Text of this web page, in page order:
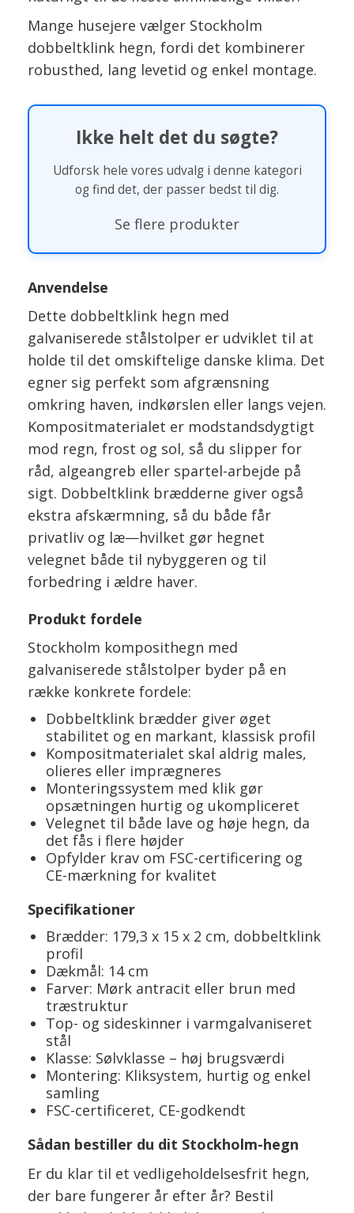
Mange husejere vælger Stockholm
dobbeltklink hegn, fordi det kombinerer
robusthed, lang levetid og enkel montage.
Ikke helt det du søgte?
Udforsk hele vores udvalg i denne kategori
og find det, der passer bedst til dig.
Se flere produkter
Anvendelse
Dette dobbeltklink hegn med
galvaniserede stålstolper er udviklet til at
holde til det omskiftelige danske klima. Det
egner sig perfekt som afgrænsning
omkring haven, indkørslen eller langs vejen.
Kompositmaterialet er modstandsdygtigt
mod regn, frost og sol, så du slipper for
råd, algeangreb eller spartel-arbejde på
sigt. Dobbeltklink brædderne giver også
ekstra afskærmning, så du både får
privatliv og læ—hvilket gør hegnet
velegnet både til nybyggeren og til
forbedring i ældre haver.
Produkt fordele
Stockholm komposithegn med
galvaniserede stålstolper byder på en
række konkrete fordele:
Dobbeltklink brædder giver øget
stabilitet og en markant, klassisk profil
Kompositmaterialet skal aldrig males,
olieres eller imprægneres
Monteringssystem med klik gør
opsætningen hurtig og ukompliceret
Velegnet til både lave og høje hegn, da
det fås i flere højder
Opfylder krav om FSC-certificering og
CE-mærkning for kvalitet
Specifikationer
Brædder: 179,3 x 15 x 2 cm, dobbeltklink
profil
Dækmål: 14 cm
Farver: Mørk antracit eller brun med
træstruktur
Top- og sideskinner i varmgalvaniseret
stål
Klasse: Sølvklasse – høj brugsværdi
Montering: Kliksystem, hurtig og enkel
samling
FSC-certificeret, CE-godkendt
Sådan bestiller du dit Stockholm-hegn
Er du klar til et vedligeholdelsesfrit hegn,
der bare fungerer år efter år? Bestil